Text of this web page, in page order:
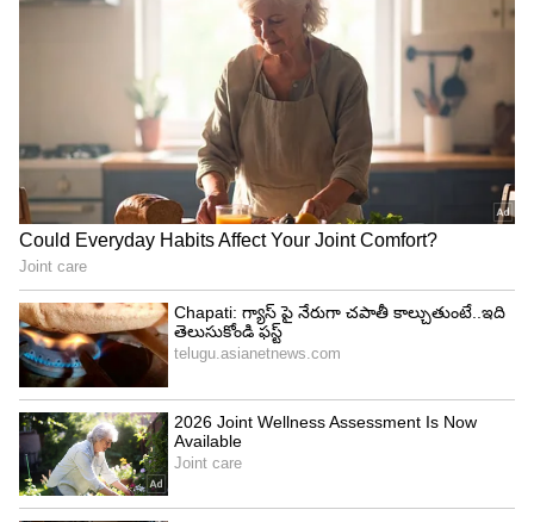
చేసింది. సృజనాత్మకత, భావోద్వేగ అవగాహన, మానవ
సంబంధాలు, క్లిష్టమైన నిర్ణయాలు తీసుకునే సామర్థ్యం
అవసరమైన రంగాల్లో ఉద్యోగ అవకాశాలు కొనసాగుతాయి.
ముఖ్యంగా న్యాయవాదులు, మేనేజ్‌మెంట్ నిపుణులు,
ఉపాధ్యాయులు, మానసిక వైద్యులు, కౌన్సిలర్లు వంటి
వృత్తులకు డిమాండ్ పెరిగే అవకాశం ఉంది. అయితే ఈ
రంగాల్లో కూడా AI సహకారంతో పని చేసే విధానం
మారవచ్చని నిపుణులు అభిప్రాయపడుతున్నారు.